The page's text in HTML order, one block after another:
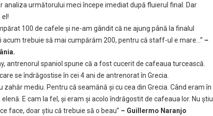
următorului meci începe imediat după fluierul final. Dar
100 de cafele și ne-am gândit că ne ajung până la finalul
trebuie să mai cumpărăm 200, pentru că staff-ul e mare…” –
antrenorul spaniol spune că a fost cucerit de cafeaua turcească.
se îndrăgostise în cei 4 ani de antrenorat în Grecia.
mediu. Pentru că seamănă și cu cea din Grecia. Când eram în
E cam la fel, și eram și acolo îndrăgostit de cafeaua lor. Nu știu
face, doar știu că trebuie să o beau” – Guillermo Naranjo